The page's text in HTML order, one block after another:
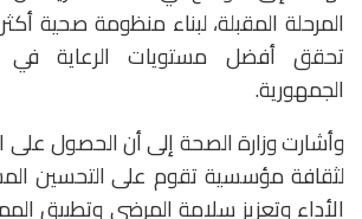
المرحلة المقبلة، لبناء منظومة صحية
تحقق أفضل مستويات الرعاية
الجمهورية.
وأشارت وزارة الصحة إلى أن الحصول على
لثقافة مؤسسية تقوم على التحسين
الأداء وتعزيز سلامة المرضى وتطبيق